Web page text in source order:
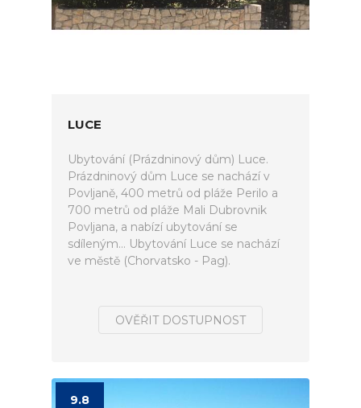
LUCE
Ubytování (Prázdninový dům) Luce.
Prázdninový dům Luce se nachází v
Povljaně, 400 metrů od pláže Perilo a
700 metrů od pláže Mali Dubrovnik
Povljana, a nabízí ubytování se
sdíleným... Ubytování Luce se nachází
ve městě (Chorvatsko - Pag).
OVĚŘIT DOSTUPNOST
9.8